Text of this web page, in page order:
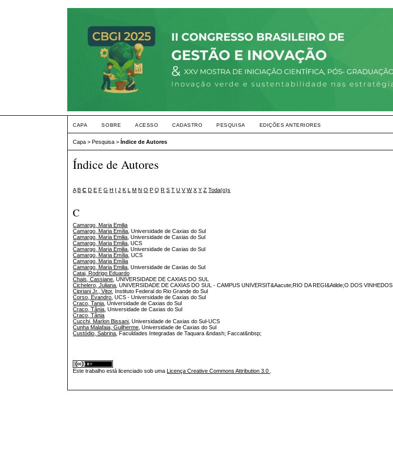
CAPA SOBRE ACESSO CADASTRO PESQUISA EDIÇÕES ANTERIORES
Capa >Pesquisa >Índice de Autores
Índice de Autores
A B C D E F G H I J K L M N O P Q R S T U V W X Y Z Toda(o)s
C
Camargo, Maria Emilia
Camargo, Maria Emília , Universidade de Caxias do Sul
Camargo, Maria Emilia , Universidade de Caxias do Sul
Camargo, Maria Emilia , UCS
Camargo, Maria Emilia , Universidade de Caxias do Sul
Camargo, Maria Emília , UCS
Camargo, Maria Emília
Camargo, Maria Emilia , Universidade de Caxias do Sul
Catai, Rodrigo Eduardo
Chais, Cassiane , UNIVERSIDADE DE CAXIAS DO SUL
Cichelero, Juliana , UNIVERSIDADE DE CAXIAS DO SUL - CAMPUS UNIVERSIT&Aacute;RIO DA REGI&Atilde;O DOS VINHEDOS
Cipriani Jr., Vitor, Instituto Federal do Rio Grande do Sul
Corso, Evandro , UCS - Universidade de Caxias do Sul
Craco, Tania , Universidade de Caxias do Sul
Craco, Tânia , Universidade de Caxias do Sul
Craco, Tânia
Cucchi, Marlon Bissani , Universidade de Caxias do Sul-UCS
Cunha Malafaia, Guilherme , Universidade de Caxias do Sul
Custódio, Sabrina , Faculdades Integradas de Taquara &ndash; Faccat&nbsp;
Este trabalho está licenciado sob uma Licença Creative Commons Attribution 3.0